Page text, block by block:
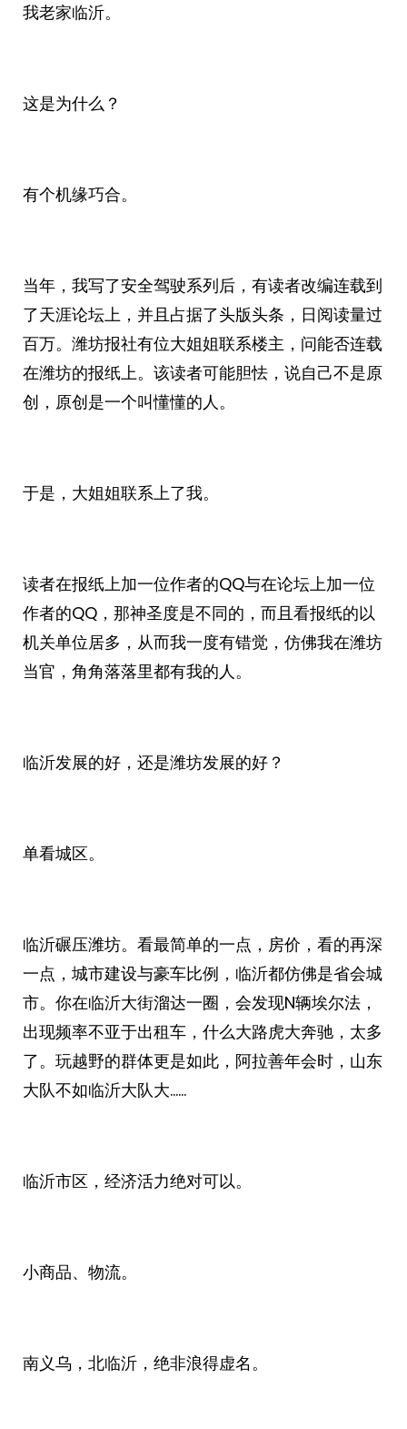
我老家临沂。
这是为什么？
有个机缘巧合。
当年，我写了安全驾驶系列后，有读者改编连载到
了天涯论坛上，并且占据了头版头条，日阅读量过
百万。潍坊报社有位大姐姐联系楼主，问能否连载
在潍坊的报纸上。该读者可能胆怯，说自己不是原
创，原创是一个叫懂懂的人。
于是，大姐姐联系上了我。
读者在报纸上加一位作者的QQ与在论坛上加一位
作者的QQ，那神圣度是不同的，而且看报纸的以
机关单位居多，从而我一度有错觉，仿佛我在潍坊
当官，角角落落里都有我的人。
临沂发展的好，还是潍坊发展的好？
单看城区。
临沂碾压潍坊。看最简单的一点，房价，看的再深
一点，城市建设与豪车比例，临沂都仿佛是省会城
市。你在临沂大街溜达一圈，会发现N辆埃尔法，
出现频率不亚于出租车，什么大路虎大奔驰，太多
了。玩越野的群体更是如此，阿拉善年会时，山东
大队不如临沂大队大……
临沂市区，经济活力绝对可以。
小商品、物流。
南义乌，北临沂，绝非浪得虚名。